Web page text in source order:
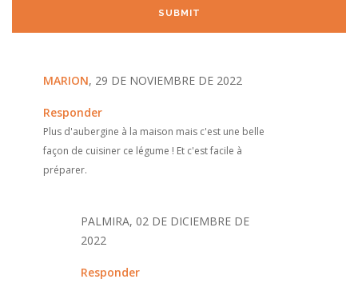
MARION, 29 DE NOVIEMBRE DE 2022
Responder
Plus d'aubergine à la maison mais c'est une belle
façon de cuisiner ce légume ! Et c'est facile à
préparer.
PALMIRA, 02 DE DICIEMBRE DE
2022
Responder